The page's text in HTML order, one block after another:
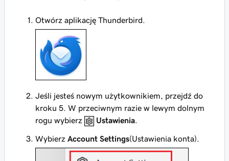
Otwórz aplikację Thunderbird.
Jeśli jesteś nowym użytkownikiem, przejdź do
kroku 5. W przeciwnym razie w lewym dolnym
rogu wybierz
Ustawienia
Wybierz Account Settings(Ustawienia konta).